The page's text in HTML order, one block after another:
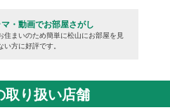
・動画でお部屋さがし
住まいのため簡単に松山にお部屋を見
い方に好評です。
取り扱い店舗